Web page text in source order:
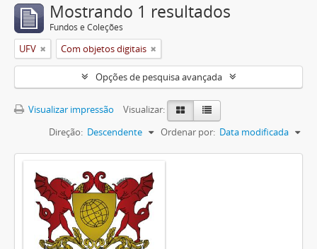
Mostrando 1 resultados
Fundos e Coleções
UFV Com objetos digitais
Opções de pesquisa avançada
Visualizar impressão
Visualizar:
Ordenar por: Data modificada
Direção: Descendente